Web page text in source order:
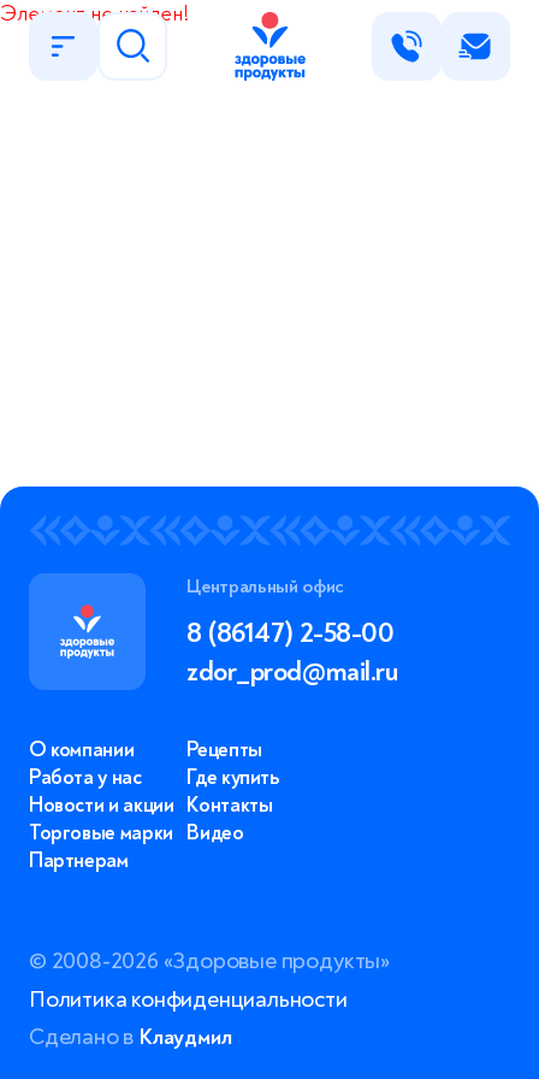
Элемент не найден!
Написать нам
Нажимая на кнопку «Отправить», вы даете согласие
политикой в отношении обработки персональных
данных
Центральный офис
8 (86147) 2-58-00
zdor_prod@mail.ru
О компании
Работа у нас
Новости и акции
Торговые марки
Партнерам
Рецепты
Где купить
Контакты
Видео
© 2008-2026 «Здоровые продукты»
Политика конфиденциальности
Сделано в Клаудмил